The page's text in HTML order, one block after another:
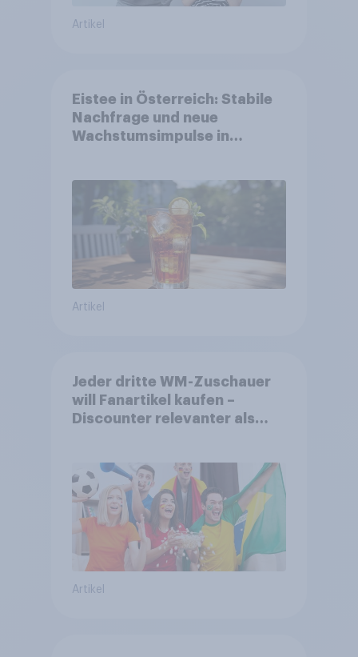
Artikel
Eistee in Österreich: Stabile
Nachfrage und neue
Wachstumsimpulse in
Artikel
Jeder dritte WM-Zuschauer
will Fanartikel kaufen –
Discounter relevanter als
Artikel